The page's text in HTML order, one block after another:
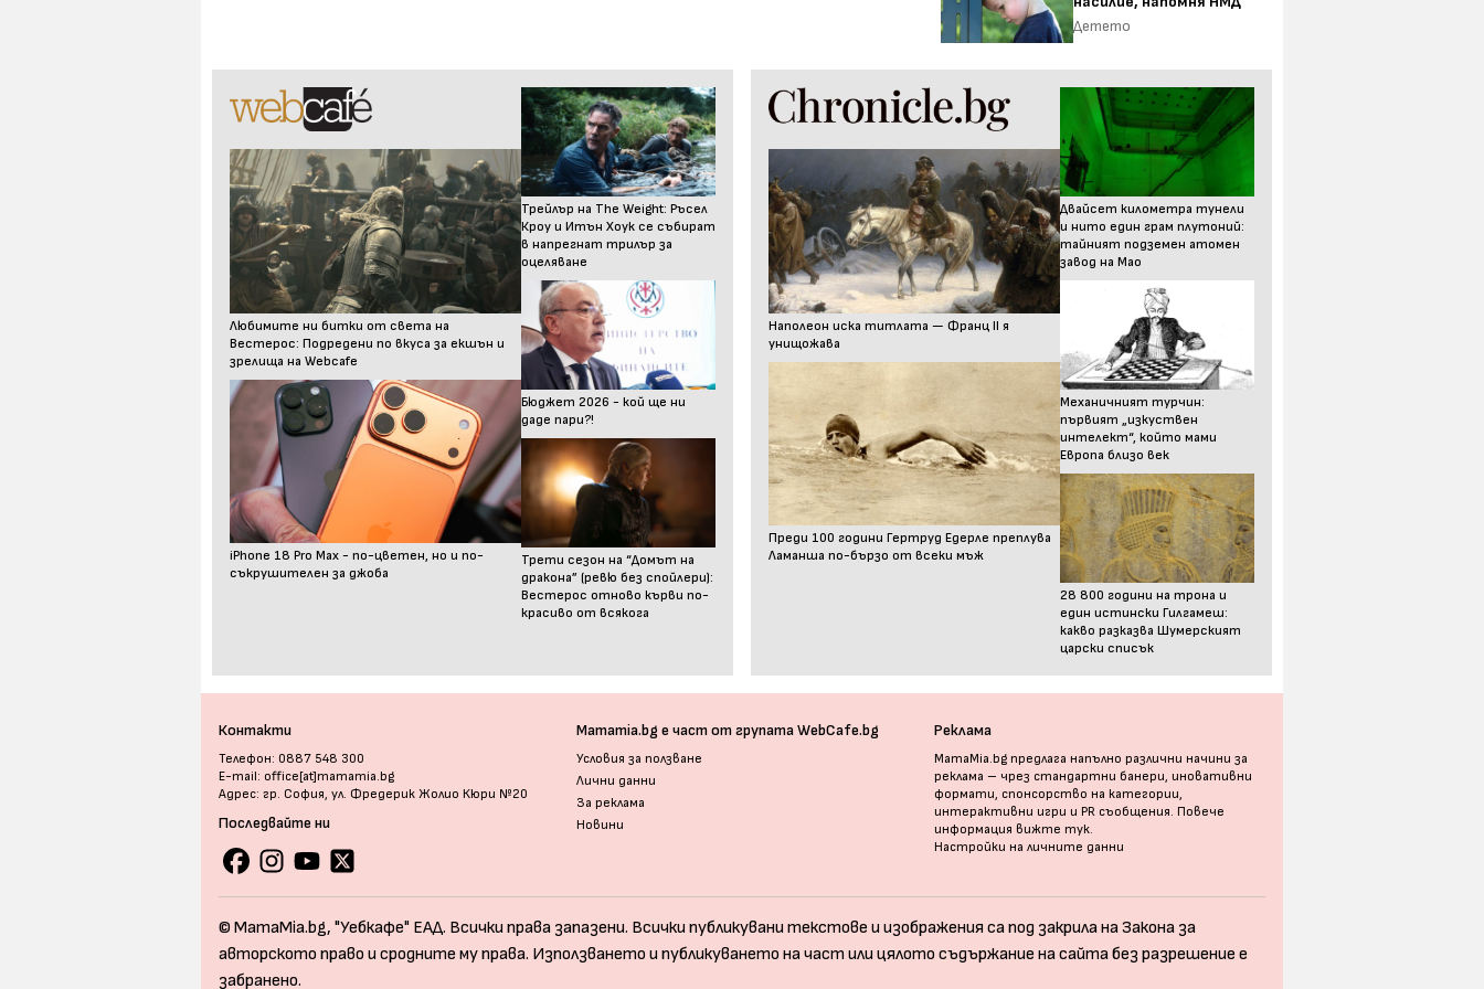
Детето
Любимите ни битки от света на
Вестерос: Подредени по вкуса за екшън и
зрелища на Webcafe
iPhone 18 Pro Max - по-цветен, но и по-
съкрушителен за джоба
Трейлър на The Weight: Ръсел
Кроу и Итън Хоук се събират
в напрегнат трилър за
оцеляване
Бюджет 2026 - кой ще ни
даде пари?!
Трети сезон на “Домът на
дракона” (ревю без спойлери):
Вестерос отново кърви по-
красиво от всякога
Наполеон иска титлата — Франц II я
унищожава
Преди 100 години Гертруд Едерле преплува
Ламанша по-бързо от всеки мъж
Двайсет километра тунели
и нито един грам плутоний:
тайният подземен атомен
завод на Мао
Механичният турчин:
първият „изкуствен
интелект“, който мами
Европа близо век
28 800 години на трона и
един истински Гилгамеш:
какво разказва Шумерският
царски списък
Контакти
Телефон: 0887 548 300
E-mail: office[at]mamamia.bg
Адрес: гр. София, ул. Фредерик Жолио Кюри №20
Последвайте ни
Mamamia.bg е част от групата WebCafe.bg
Условия за ползване
Лични данни
За реклама
Новини
Реклама
MamaMia.bg предлага напълно различни начини за
реклама – чрез стандартни банери, иновативни
формати, спонсорство на категории,
интерактивни игри и PR съобщения. Повече
информация вижте тук.
Настройки на личните данни
© MamaMia.bg, "Уебкафе" ЕАД. Всички права запазени. Всички публикувани текстове и изображения са под закрила на Закона за
авторското право и сродните му права. Използването и публикуването на част или цялото съдържание на сайта без разрешение е
забранено.